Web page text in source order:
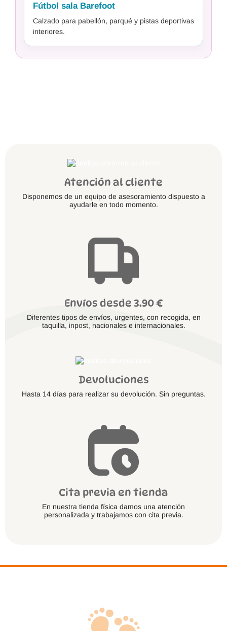
Fútbol sala Barefoot
Calzado para pabellón, parqué y pistas deportivas
interiores.
Atención al cliente
Disponemos de un equipo de asesoramiento dispuesto a
ayudarle en todo momento.
Envíos desde 3.90 €
Diferentes tipos de envíos, urgentes, con recogida, en
taquilla, inpost, nacionales e internacionales.
Devoluciones
Hasta 14 días para realizar su devolución. Sin preguntas.
Cita previa en tienda
En nuestra tienda física damos una atención
personalizada y trabajamos con cita previa.